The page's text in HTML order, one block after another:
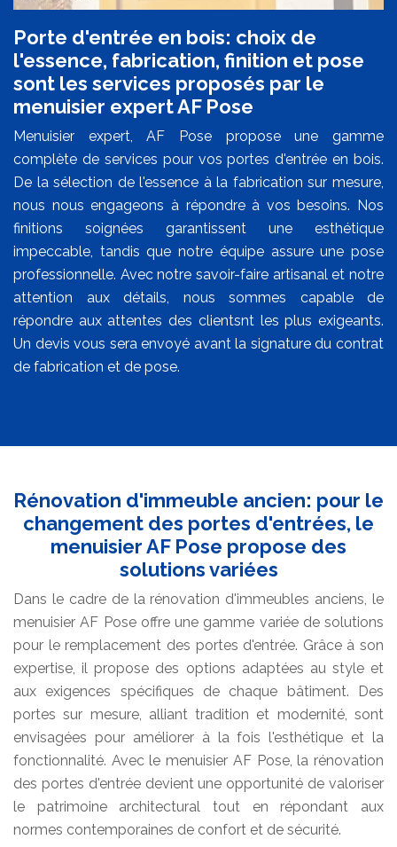
Porte d'entrée en bois: choix de
l'essence, fabrication, finition et pose
sont les services proposés par le
menuisier expert AF Pose
Menuisier expert, AF Pose propose une gamme
complète de services pour vos portes d'entrée en bois.
De la sélection de l'essence à la fabrication sur mesure,
nous nous engageons à répondre à vos besoins. Nos
finitions soignées garantissent une esthétique
impeccable, tandis que notre équipe assure une pose
professionnelle. Avec notre savoir-faire artisanal et notre
attention aux détails, nous sommes capable de
répondre aux attentes des clientsnt les plus exigeants.
Un devis vous sera envoyé avant la signature du contrat
de fabrication et de pose.
Rénovation d'immeuble ancien: pour le
changement des portes d'entrées, le
menuisier AF Pose propose des
solutions variées
Dans le cadre de la rénovation d'immeubles anciens, le
menuisier AF Pose offre une gamme variée de solutions
pour le remplacement des portes d'entrée. Grâce à son
expertise, il propose des options adaptées au style et
aux exigences spécifiques de chaque bâtiment. Des
portes sur mesure, alliant tradition et modernité, sont
envisagées pour améliorer à la fois l'esthétique et la
fonctionnalité. Avec le menuisier AF Pose, la rénovation
des portes d'entrée devient une opportunité de valoriser
le patrimoine architectural tout en répondant aux
normes contemporaines de confort et de sécurité.